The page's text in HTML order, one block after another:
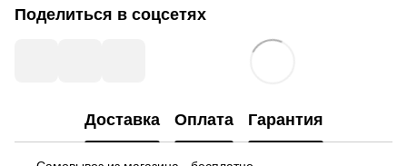
Поделиться в соцсетях
Доставка Оплата Гарантия